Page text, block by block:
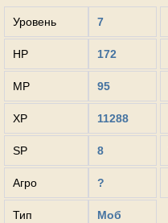
Уровень 7
HP 172
MP 95
XP 11288
SP 8
Агро ?
Тип Моб